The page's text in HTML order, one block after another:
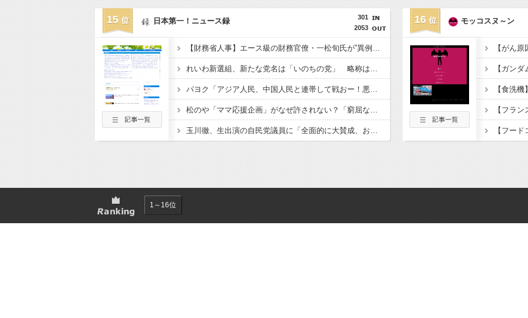
15
301
2053
日本第一！ニュース録
【財務省人事】エース級の財務官僚・一松旬氏が”異例転出”へ 官邸幹部「協力的でなかったから」
れいわ新選組、新たな党名は「いのちの党」 略称は「いのち」
パヨク「アジア人民、中国人民と連帯して戦おー！悪政高市を打倒するぞー！」
松のや「ママ応援企画」がなぜ許されない？「窮屈な世の中」に住む不幸、「尊重し合える社会」は遠ざかる一方 石原壮一郎氏
玉川徹、生出演の自民党議員に「全面的に大賛成、おっしゃる通り」 消費減税への主張めぐり
16 モッコスヌ～ン
1～16位